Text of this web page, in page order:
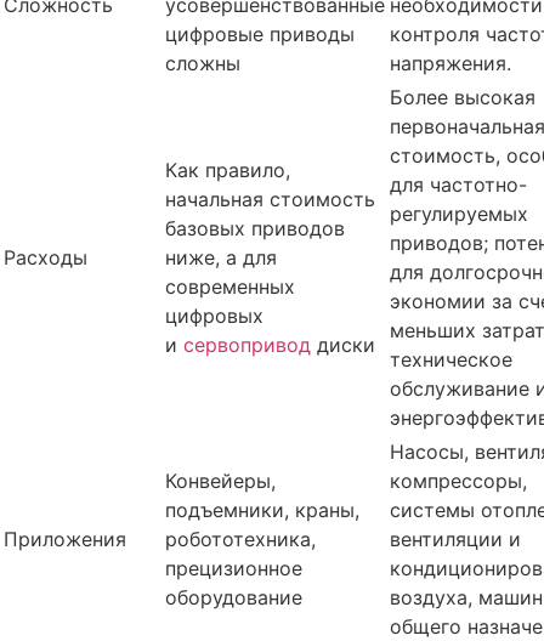
Сложность
усовершенствованные
цифровые приводы
сложны
необходимости
контроля
напряжения.
Расходы
Как правило,
начальная стоимость
базовых приводов
ниже, а для
современных
цифровых
и сервопривод диски
Более высокая
первоначальная
стоимость,
для частотно-
регулируемых
приводов;
для
экономии за
меньших
техническое
обслуживание
Приложения
Конвейеры,
подъемники, краны,
робототехника,
прецизионное
оборудование
Насосы,
компрессоры,
системы
вентиляции и
воздуха,
общего